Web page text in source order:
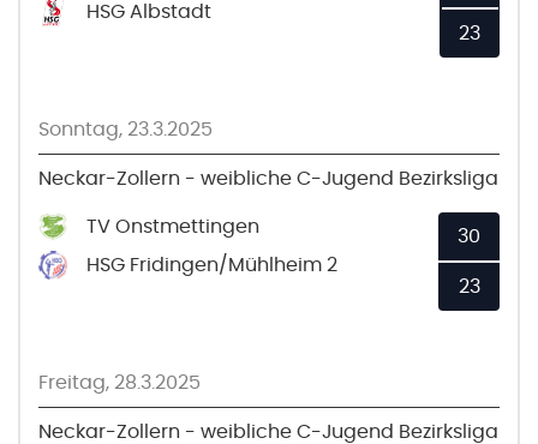
HSG Albstadt
23
Sonntag, 23.3.2025
Neckar-Zollern - weibliche C-Jugend Bezirksliga
TV Onstmettingen
HSG Fridingen/Mühlheim 2
30
23
Freitag, 28.3.2025
Neckar-Zollern - weibliche C-Jugend Bezirksliga